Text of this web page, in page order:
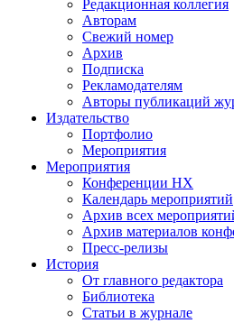
Редакционная коллегия
Авторам
Свежий номер
Архив
Подписка
Рекламодателям
Авторы публикаций
Издательство
Портфолио
Мероприятия
Мероприятия
Конференции НХ
Календарь мероприятий
Архив всех
Архив материалов
Пресс-релизы
История
От главного редактора
Библиотека
Статьи в журнале